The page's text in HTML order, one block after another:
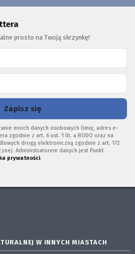
prosto na Twoją skrzynkę!
Zapisz się
moich danych osobowych (imię, adres e-
zgodnie z art. 6 ust. 1 lit. a RODO oraz na
drogą elektroniczną zgodnie z art. 172
Administratorem danych jest Punkt
prywatności.
W INNYCH MIASTACH